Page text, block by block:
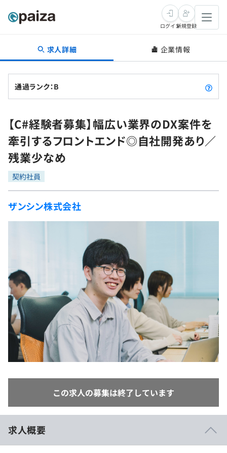
転職・キャリア
転職成功ガイド
転職エージェント
インタビュー
転職成功ガイド
新卒就活
求人検索
本選考
インターン
新卒エージェント
就活成功ガイド
学習
問題集
4択課題
プラン
個人向けプラン
法人向けプラン
学校向けプラン
プログラミング言語
ゲーム・マンガ
Tech Team Journal
note
paizaとは？
ログイン新規登録
求人詳細 企業情報
通過ランク：B
【C#経験者募集】幅広い業界のDX案件を
牽引するフロントエンド◎自社開発あり／
残業少なめ
契約社員
ザンシン株式会社
この求人の募集は終了しています
求人概要